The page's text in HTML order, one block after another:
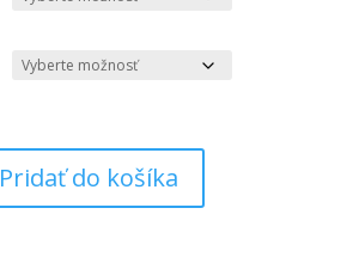
Pridať do košíka